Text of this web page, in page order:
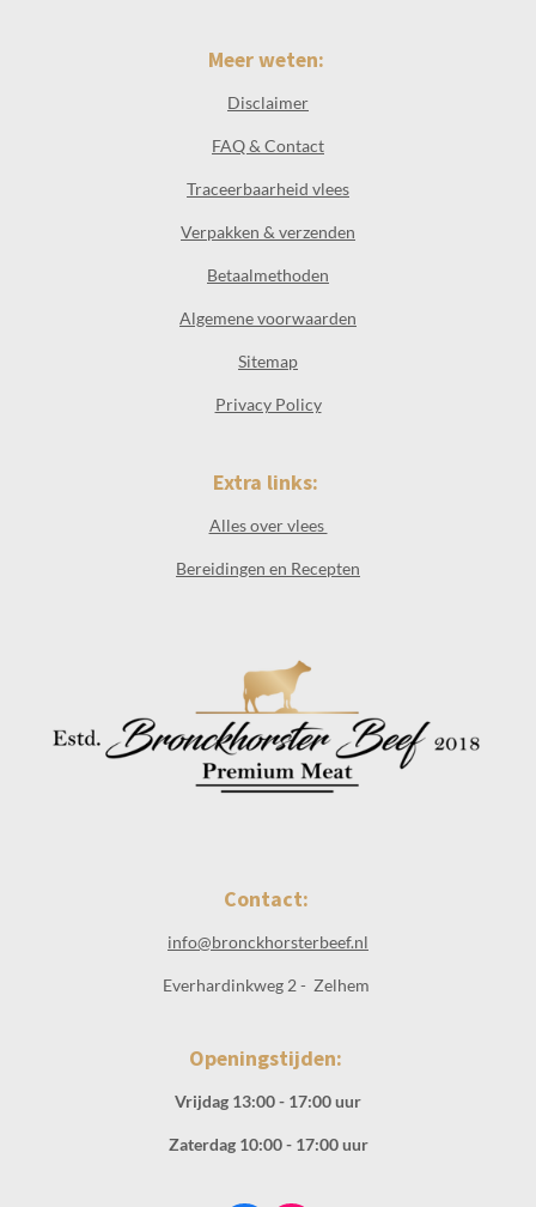
Meer weten:
Disclaimer
FAQ & Contact
Traceerbaarheid vlees
Verpakken & verzenden
Betaalmethoden
Algemene voorwaarden
Sitemap
Privacy Policy
Extra links:
Alles over vlees
Bereidingen en Recepten
Contact:
info@bronckhorsterbeef.nl
Everhardinkweg 2 - Zelhem
Openingstijden:
Vrijdag 13:00 - 17:00 uur
Zaterdag 10:00 - 17:00 uur